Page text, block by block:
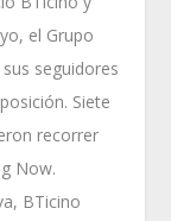
el Grupo
seguidores
Siete
recorrer
Now.
BTicino